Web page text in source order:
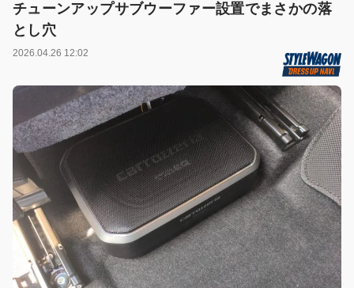
チューンアップサブウーファー設置でまさかの落
とし穴
2026.04.26 12:02